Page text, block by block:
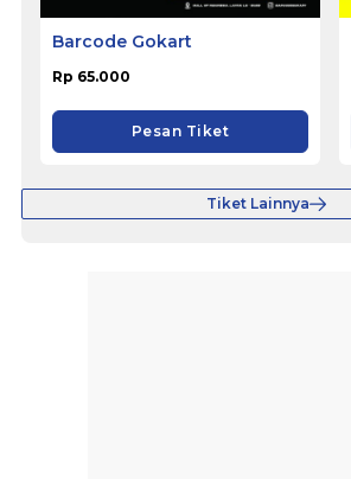
Barcode Gokart
Rp 65.000
Pesan Tiket
Tiket Lainnya